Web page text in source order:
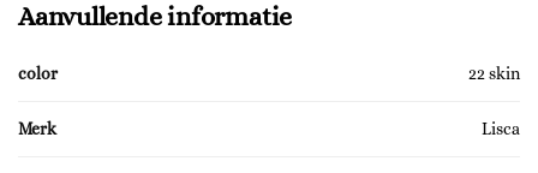
Aanvullende informatie
color 22 skin
Merk Lisca